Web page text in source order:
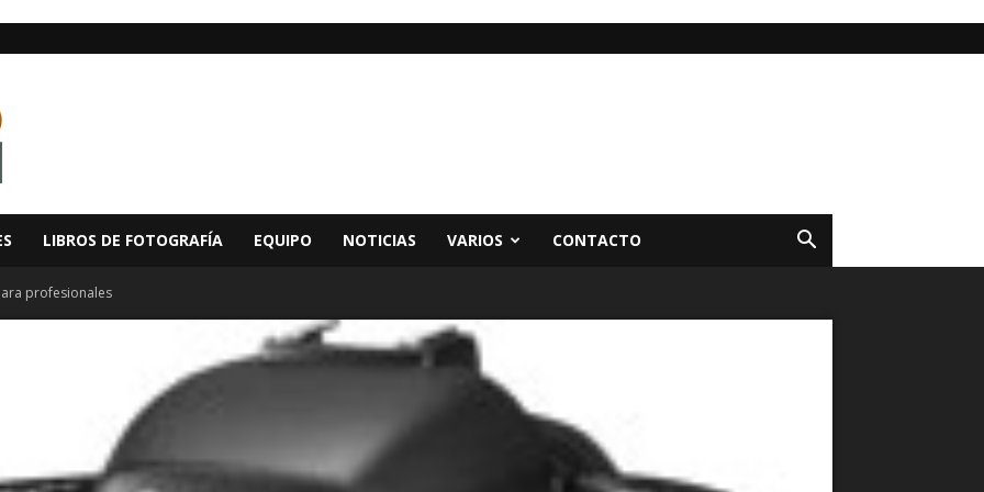
LIBROS DE FOTOGRAFÍA EQUIPO NOTICIAS VARIOS CONTACTO
profesionales